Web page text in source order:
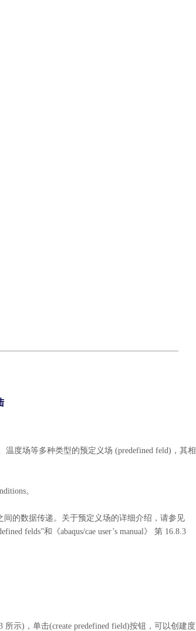
温度场等多种类型的预定义场 (predefined feld)，其相
。
间的数据传递。关于预定义场的详细介绍，请参见
felds”和《abaqus/cae user’s manual》 第 16.8.3
示)，单击(create predefined field)按钮，可以创建度